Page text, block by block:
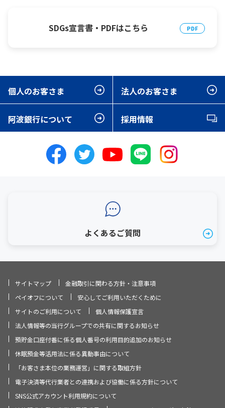
SDGs宣言書・PDFはこちら
個人のお客さま 法人のお客さま
阿波銀行について 採用情報
よくあるご質問
サイトマップ
金融取引に関わる方針・注意事項
ペイオフについて
安心してご利用いただくために
サイトのご利用について
個人情報保護宣言
法人情報等の当行グループでの共有に関するお知らせ
預貯金口座付番に係る個人番号の利用目的追加のお知らせ
休眠預金等活用法に係る異動事由について
「お客さま本位の業務運営」に関する取組方針
電子決済等代行業者との連携および協働に係る方針について
SNS公式アカウント利用規約について